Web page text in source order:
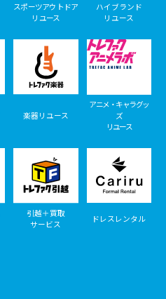
スポーツアウトドア
リユース
ハイブランド
リユース
楽器リユース
アニメ・キャラグッ
ズ
リユース
引越＋買取
サービス
ドレスレンタル